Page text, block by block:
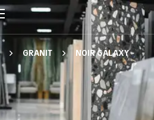
GRANIT NOIR GALAXY